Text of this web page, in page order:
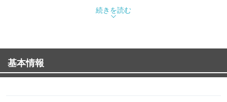
最大８２名様までご利用可能です。
[牛出汁おでん鍋コース][牛すき焼き鍋コース]［大穴逸品コ
ース］を各種ご用意しております。
ご用途に合わせたコースをお選びください！！
続きを読む
基本情報